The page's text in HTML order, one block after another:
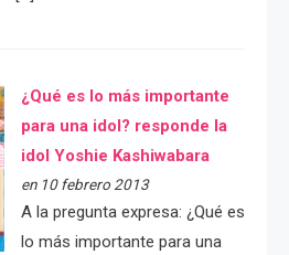
¿Qué es lo más importante
para una idol? responde la
idol Yoshie Kashiwabara
en 10 febrero 2013
A la pregunta expresa: ¿Qué es
lo más importante para una